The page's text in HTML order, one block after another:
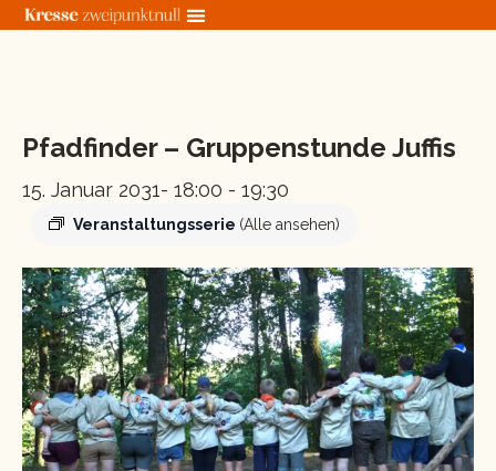
Zum
Pfadfinder – Gruppenstunde Juffis
15. Januar 2031- 18:00 - 19:30
Veranstaltungsserie (Alle ansehen)